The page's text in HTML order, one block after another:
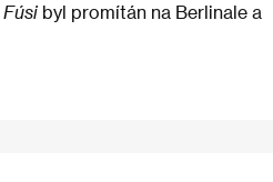
Fúsi byl promítán na Berlinale a